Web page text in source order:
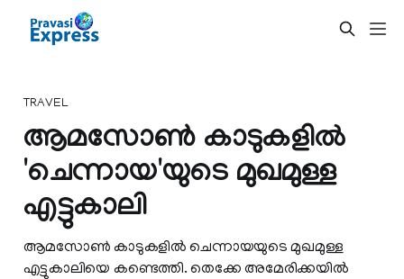
TRAVEL
ആമസോണ്‍ കാടുകളില്‍
'ചെന്നായ'യുടെ മുഖമുള്ള
എട്ടുകാലി
ആമസോണ്‍ കാടുകളില്‍ ചെന്നായയുടെ മുഖമുള്ള
എട്ടുകാലിയെ കണ്ടെത്തി. തെക്കേ അമേരിക്കയില്‍